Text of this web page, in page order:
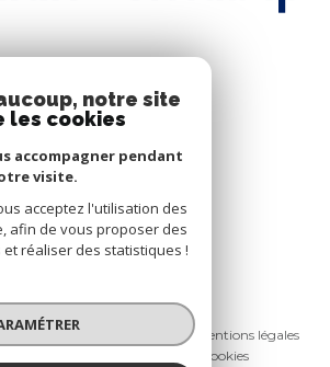
Nous suivre
2026 | Tous droits réservés
Nos partenaires
Mentions légales
Cookies
notre site
les cookies
accompagner pendant
visite.
acceptez l'utilisation des
afin de vous proposer des
réaliser des statistiques !